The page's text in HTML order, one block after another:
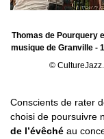
Thomas de Pourquery
musique de Granville -
©
Conscients de rater
choisi de poursuivre
de l’évêché au